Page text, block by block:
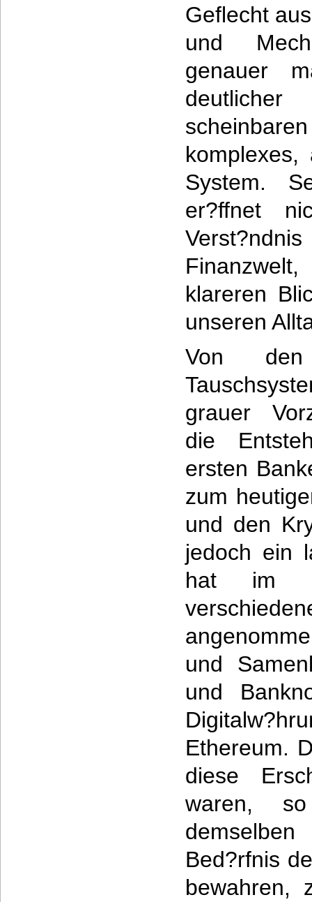
Geflecht
und
genauer
System.
er?ffnet
klareren
unseren
Von
grauer
die
ersten
zum
und den
jedoch ein
hat im
und
und
Ethereum.
diese
waren,
Bed?rfnis
bewahren,